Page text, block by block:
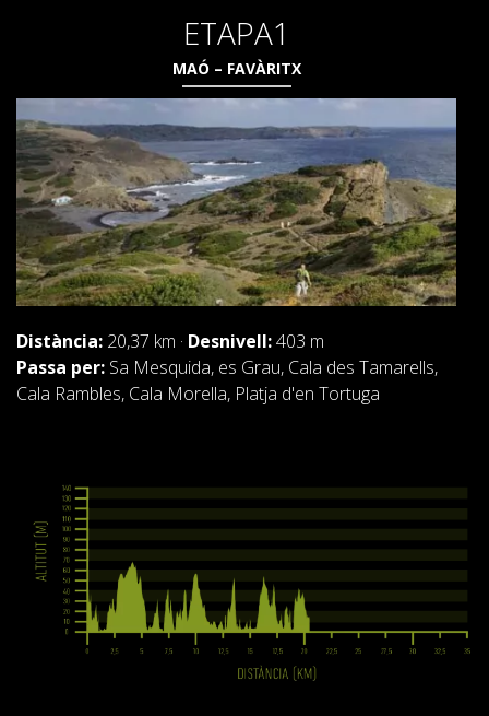
ESTUDI SOBRE ELS PLÀSTICS AL CAMÍ DE CAVALLS
RECUPERACIÓ DE TORRENTS
RESSENYES
ESPAÑOL
ENGLISH
FRANÇAIS
ETAPA1
MAÓ – FAVÀRITX
Distància: 20,37 km · Desnivell:403 m
Passa per: Sa Mesquida, es Grau, Cala des Tamarells,
Cala Rambles, Cala Morella, Platja d'en Tortuga